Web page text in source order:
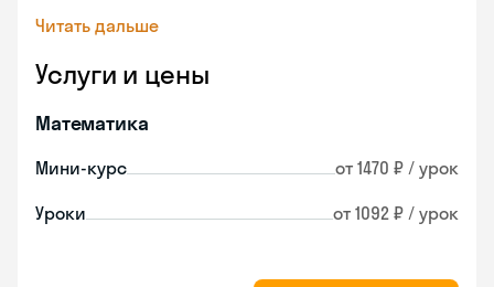
Читать дальше
Услуги и цены
Математика
Мини-курс от 1470 ₽ / урок
Уроки от 1092 ₽ / урок